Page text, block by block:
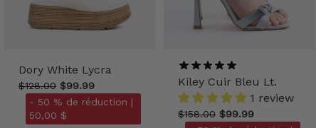
Dory White Lycra
$128.00 $99.99
- 50 % de réduction |
50,00 $
Kiley Cuir Bleu Lt.
1 review
$158.00 $99.99